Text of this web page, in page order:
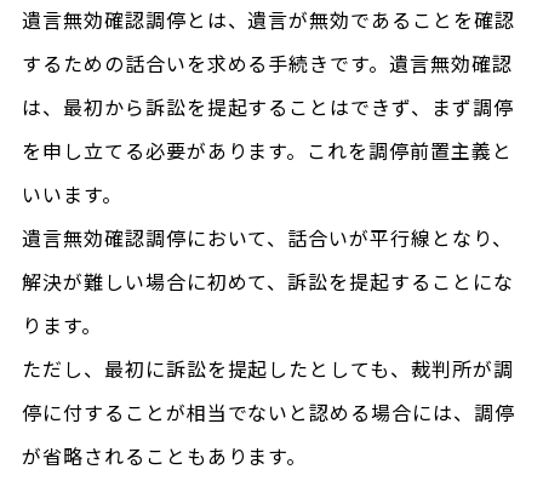
遺言無効確認調停とは、遺言が無効であることを確認
するための話合いを求める手続きです。遺言無効確認
は、最初から訴訟を提起することはできず、まず調停
を申し立てる必要があります。これを調停前置主義と
いいます。
遺言無効確認調停において、話合いが平行線となり、
解決が難しい場合に初めて、訴訟を提起することにな
ります。
ただし、最初に訴訟を提起したとしても、裁判所が調
停に付することが相当でないと認める場合には、調停
が省略されることもあります。